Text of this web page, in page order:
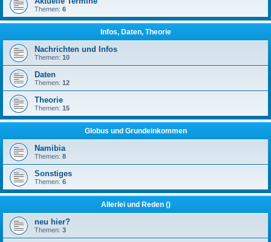
Themen: 6
Infos, Daten, Theorie
Nachrichten und Infos
Themen: 10
Daten
Themen: 12
Theorie
Themen: 15
Globus und Grundeinkommen
Namibia
Themen: 8
Sonstiges
Themen: 6
Allerlei und Reden ()
neu hier?
Themen: 3